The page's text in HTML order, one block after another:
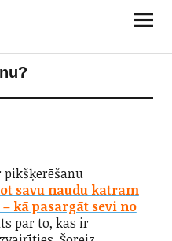
pikšķerēšanu
savu naudu katram
kā pasargāt sevi no
par to, kas ir